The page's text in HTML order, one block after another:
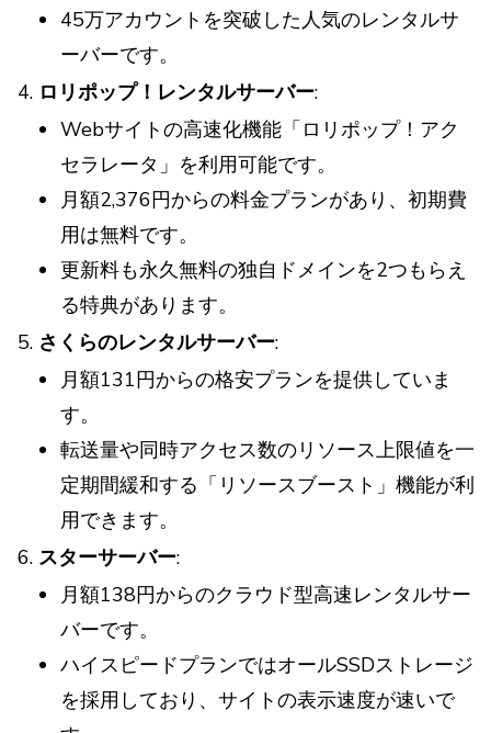
45万アカウントを突破した人気のレンタルサ
ーバーです。
ロリポップ！レンタルサーバー:
Webサイトの高速化機能「ロリポップ！アク
セラレータ」を利用可能です。
月額2,376円からの料金プランがあり、初期費
用は無料です。
更新料も永久無料の独自ドメインを2つもらえ
る特典があります。
さくらのレンタルサーバー:
月額131円からの格安プランを提供していま
す。
転送量や同時アクセス数のリソース上限値を一
定期間緩和する「リソースブースト」機能が利
用できます。
スターサーバー:
月額138円からのクラウド型高速レンタルサー
バーです。
ハイスピードプランではオールSSDストレージ
を採用しており、サイトの表示速度が速いで